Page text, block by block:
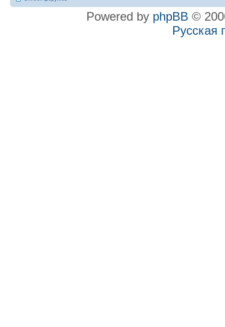
Powered by phpBB ©
Русская